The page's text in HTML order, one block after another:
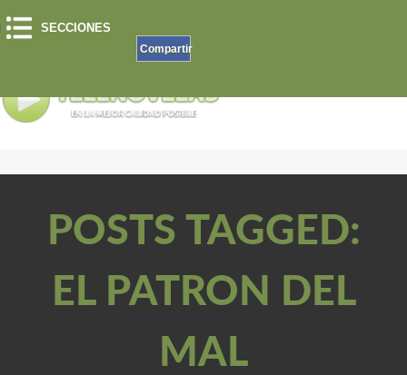
SECCIONES
Compartir
POSTS TAGGED:
EL PATRON DEL
MAL